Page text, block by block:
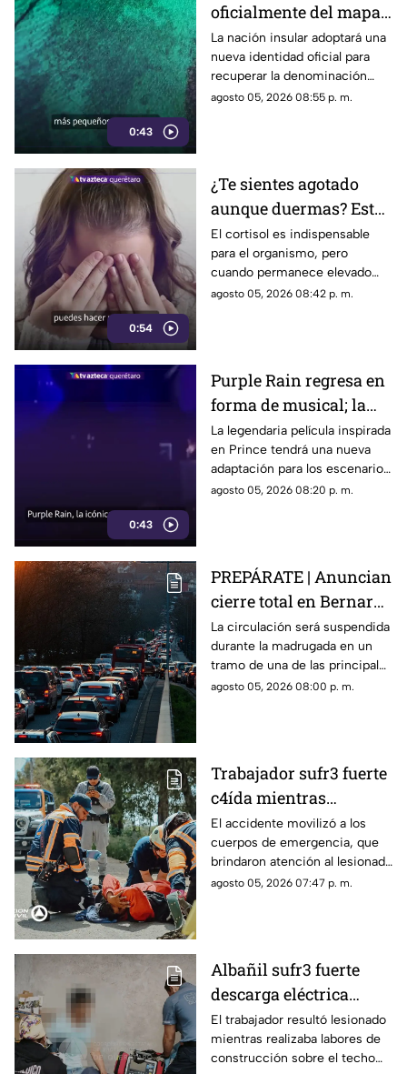
0:43
oficialmente del mapa:
el pequeño país cambia
de nombre
La nación insular adoptará una
nueva identidad oficial para
recuperar la denominación
utilizada por sus propios
agosto 05, 2026 08:55 p. m.
0:54
¿Te sientes agotado
aunque duermas? Estos
hábitos pueden ayudar
a regular el cortisol
El cortisol es indispensable
para el organismo, pero
cuando permanece elevado
por largos periodos puede
agosto 05, 2026 08:42 p. m.
0:43
Purple Rain regresa en
forma de musical; la
historia de Prince
llegará renovada
La legendaria película inspirada
en Prince tendrá una nueva
adaptación para los escenarios
con un enfoque distinto al de
agosto 05, 2026 08:20 p. m.
PREPÁRATE | Anuncian
cierre total en Bernardo
Quintana; este será el
horario
La circulación será suspendida
durante la madrugada en un
tramo de una de las principales
vialidades de Querétaro.
agosto 05, 2026 08:00 p. m.
Trabajador sufr3 fuerte
c4ída mientras
trabajaba en Guadalupe
La Venta
El accidente movilizó a los
cuerpos de emergencia, que
brindaron atención al lesionado
antes de trasladarlo a un
agosto 05, 2026 07:47 p. m.
Albañil sufr3 fuerte
descarga eléctrica
mientras trabajaba en
una azotea de San José
Buenavista
El trabajador resultó lesionado
mientras realizaba labores de
construcción sobre el techo